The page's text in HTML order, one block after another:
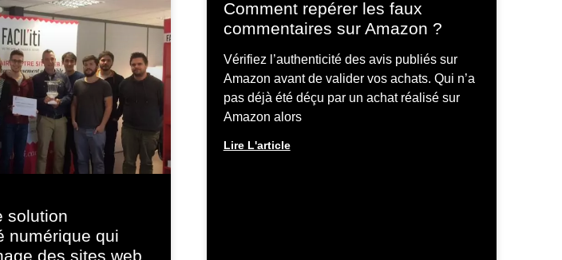
solution
numérique qui
des sites web
Comment repérer les faux
commentaires sur Amazon ?
Vérifiez l’authenticité des avis publiés sur
Amazon avant de valider vos achats. Qui n’a
pas déjà été déçu par un achat réalisé sur
Amazon alors
Lire L'article